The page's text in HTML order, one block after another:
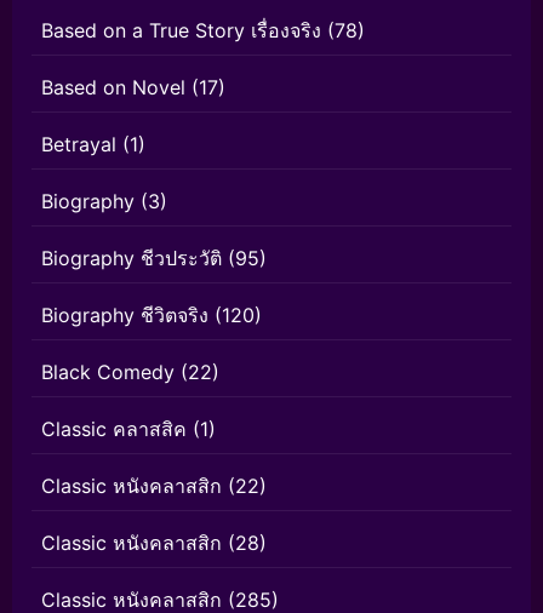
Based on a True Story เรื่องจริง (78)
Based on Novel (17)
Betrayal (1)
Biography (3)
Biography ชีวประวัติ (95)
Biography ชีวิตจริง (120)
Black Comedy (22)
Classic คลาสสิค (1)
Classic หนังคลาสสิก (22)
Classic หนังคลาสสิก (28)
Classic หนังคลาสสิก (285)